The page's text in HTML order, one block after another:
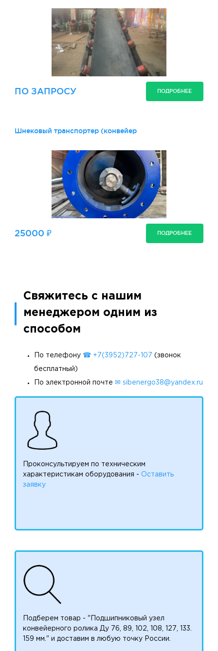
ПО ЗАПРОСУ ПОДРОБНЕЕ
Шнековый транспортер (конвейер
25000 ₽ ПОДРОБНЕЕ
Свяжитесь с нашим
менеджером одним из
способом
По телефону ☎ +7(3952)727-107 (звонок
бесплатный)
По электронной почте ✉ sibenergo38@yandex.ru
Проконсультируем по техническим
характеристикам оборудования - Оставить
заявку
Подберем товар - "Подшипниковый узел
конвейерного ролика Ду 76, 89, 102, 108, 127, 133.
159 мм." и доставим в любую точку России.